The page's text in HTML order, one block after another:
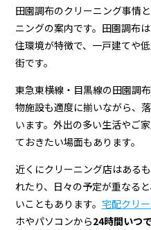
＆
宅
配
ク
リ
ー
ニ
ン
グ
田園調布のクリーニング事情
ニングの案内です。田園調布
住環境が特徴で、一戸建てや
街です。
東急東横線・目黒線の田園調
物施設も適度に揃いながら、
います。外出の多い生活やご
ておきたい場面もあります。
近くにクリーニング店はある
れたり、日々の予定が重なる
いこともあります。 宅配クリ
ホやパソコンから24時間いつ